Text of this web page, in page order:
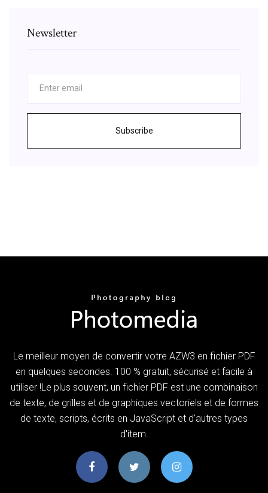
Newsletter
Subscribe
Le meilleur moyen de convertir votre AZW3 en fichier PDF
en quelques secondes. 100 % gratuit, sécurisé et facile à
utiliser !Le plus souvent, un fichier PDF est une combinaison
de texte, de grilles et de graphiques vectoriels et de formes
de texte, scripts, écrits en JavaScript et d'autres types
d'item.